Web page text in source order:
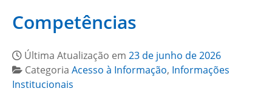
Competências
Última Atualização em 23 de junho de 2026
Categoria Acesso à Informação, Informações
Institucionais